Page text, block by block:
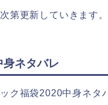
第更新していきます。
ネタバレ
ク福袋2020中身ネタ